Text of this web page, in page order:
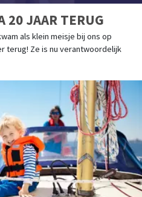
20 JAAR TERUG
als klein meisje bij ons op
terug! Ze is nu verantwoordelijk